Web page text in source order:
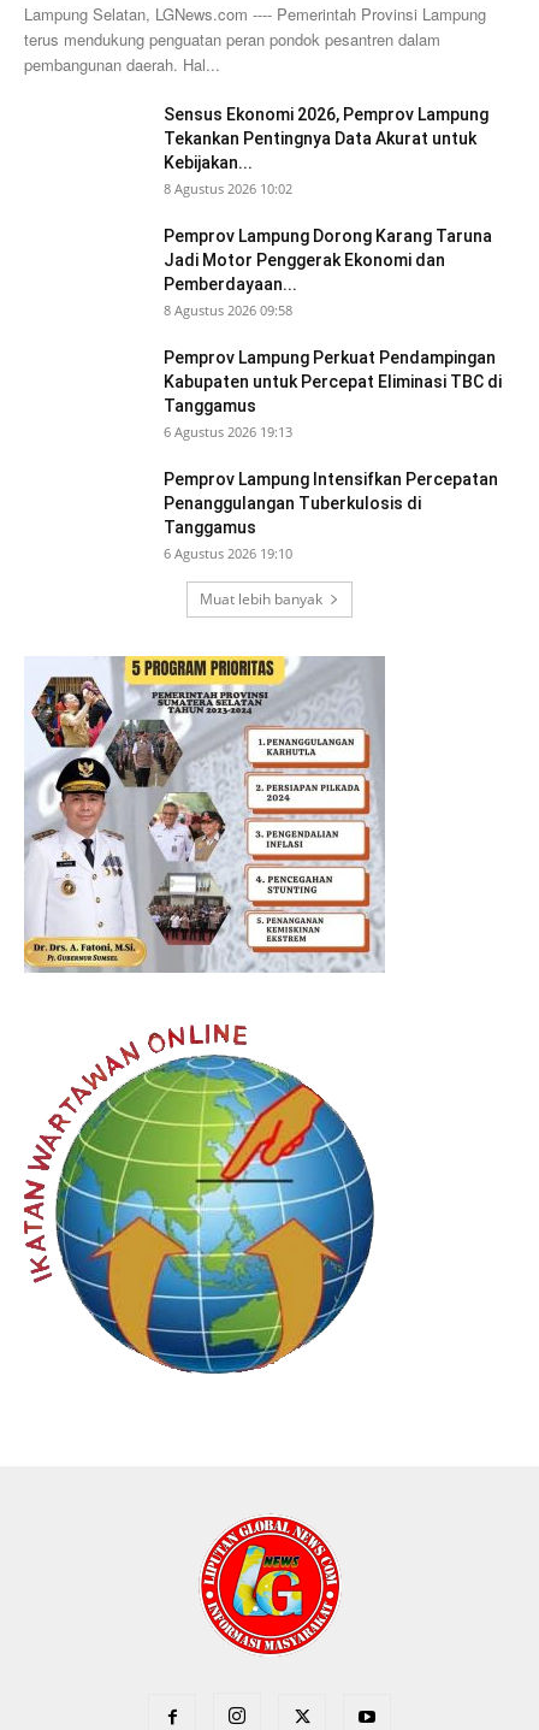
Lampung Selatan, LGNews.com ---- Pemerintah Provinsi Lampung
terus mendukung penguatan peran pondok pesantren dalam
pembangunan daerah. Hal...
Sensus Ekonomi 2026, Pemprov Lampung
Tekankan Pentingnya Data Akurat untuk
Kebijakan...
8 Agustus 2026 10:02
Pemprov Lampung Dorong Karang Taruna
Jadi Motor Penggerak Ekonomi dan
Pemberdayaan...
8 Agustus 2026 09:58
Pemprov Lampung Perkuat Pendampingan
Kabupaten untuk Percepat Eliminasi TBC di
Tanggamus
6 Agustus 2026 19:13
Pemprov Lampung Intensifkan Percepatan
Penanggulangan Tuberkulosis di
Tanggamus
6 Agustus 2026 19:10
Muat lebih banyak